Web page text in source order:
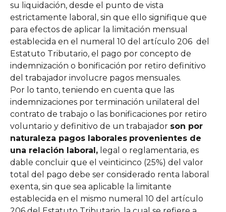
su liquidación, desde el punto de vista
estrictamente laboral, sin que ello signifique que
para efectos de aplicar la limitación mensual
establecida en el numeral 10 del artículo 206  del
Estatuto Tributario, el pago por concepto de
indemnización o bonificación por retiro definitivo
del trabajador involucre pagos mensuales.
Por lo tanto, teniendo en cuenta que las
indemnizaciones por terminación unilateral del
contrato de trabajo o las bonificaciones por retiro
voluntario y definitivo de un trabajador son por
naturaleza pagos laborales provenientes de
una relación laboral, legal o reglamentaria, es
dable concluir que el veinticinco (25%) del valor
total del pago debe ser considerado renta laboral
exenta, sin que sea aplicable la limitante
establecida en el mismo numeral 10 del artículo